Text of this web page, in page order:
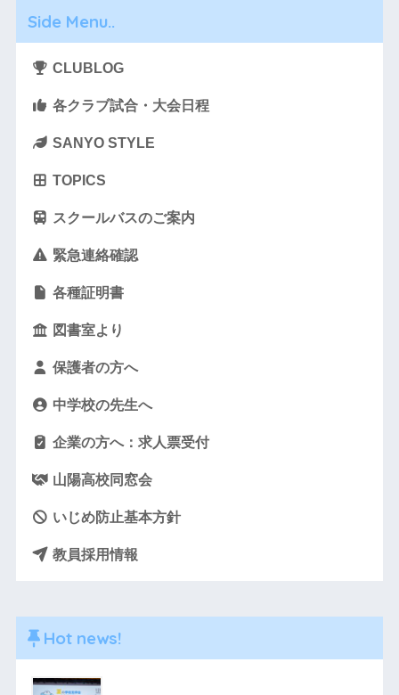
Side Menu..
CLUBLOG
各クラブ試合・大会日程
SANYO STYLE
TOPICS
スクールバスのご案内
緊急連絡確認
各種証明書
図書室より
保護者の方へ
中学校の先生へ
企業の方へ：求人票受付
山陽高校同窓会
いじめ防止基本方針
教員採用情報
Hot news!